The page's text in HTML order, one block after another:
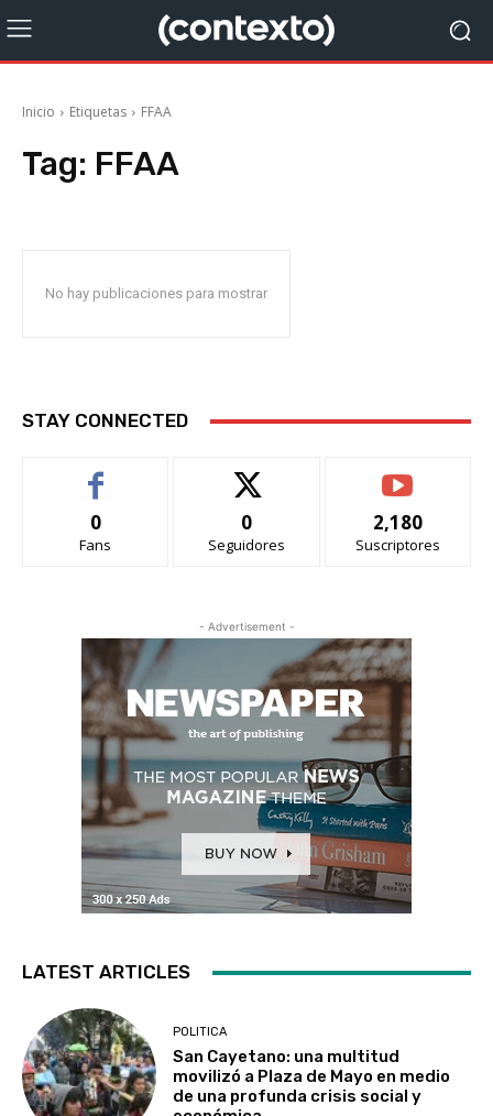
Inicio Etiquetas FFAA
Tag: FFAA
No hay publicaciones para mostrar
STAY CONNECTED
0
Fans
0
Seguidores
2,180
Suscriptores
- Advertisement -
LATEST ARTICLES
POLITICA
San Cayetano: una multitud
movilizó a Plaza de Mayo en medio
de una profunda crisis social y